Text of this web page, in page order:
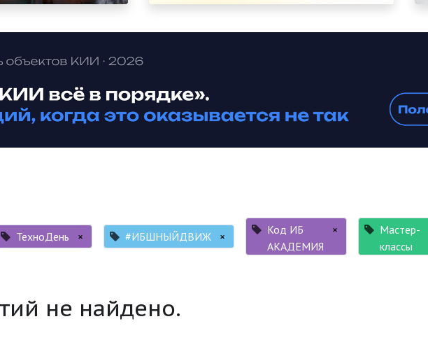
ТехноДень × #ИБШНЫЙДВИЖ ×
Код ИБ
АКАДЕМИЯ
×
Мастер-
классы
не найдено.